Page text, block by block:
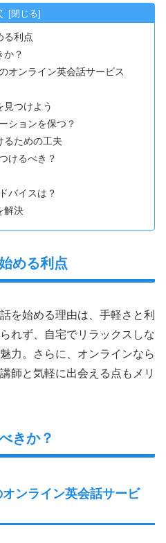
る利点
か？
オンライン英会話サービス
見つけよう
ションを保つ？
るための工夫
けるべき？
バイスは？
解決
める利点
を始める理由は、手軽さと利
れず、自宅でリラックスしな
力。さらに、オンラインなら
師と気軽に出会える点もメリ
きか？
ンライン英会話サービ